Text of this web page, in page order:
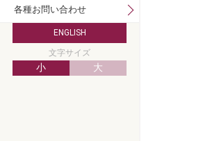
各種お問い合わせ
ENGLISH
文字サイズ
小 大